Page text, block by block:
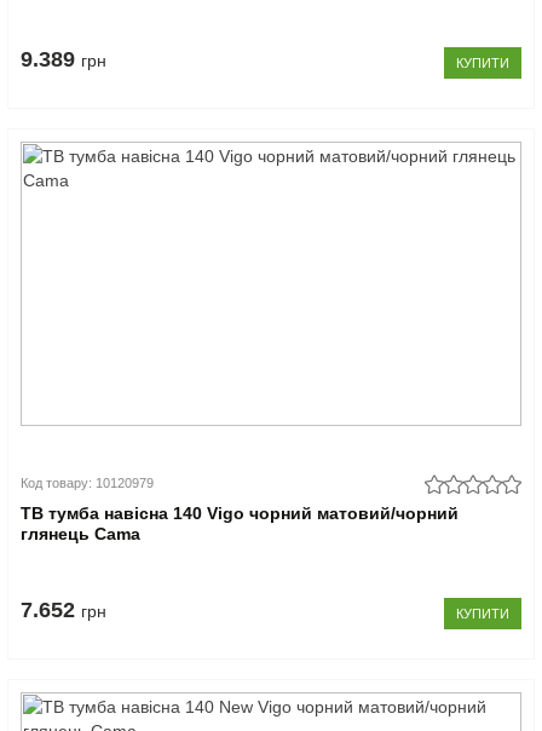
9.389 грн КУПИТИ
Код товару: 10120979
ТВ тумба навісна 140 Vigo чорний матовий/чорний
глянець Cama
7.652 грн КУПИТИ